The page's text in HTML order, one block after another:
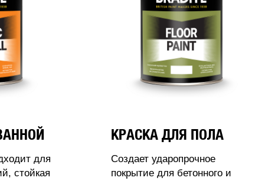
для
стойкая
КРАСКА ДЛЯ ПОЛА
Создает ударопрочное
покрытие для бетонного и